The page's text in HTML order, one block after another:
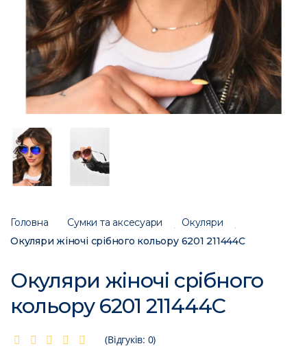
Головна Сумки та аксесуари
Окуляри
Окуляри жіночі срібного кольору 6201 211444C
Окуляри жіночі срібного
кольору 6201 211444C
(Відгуків: 0)